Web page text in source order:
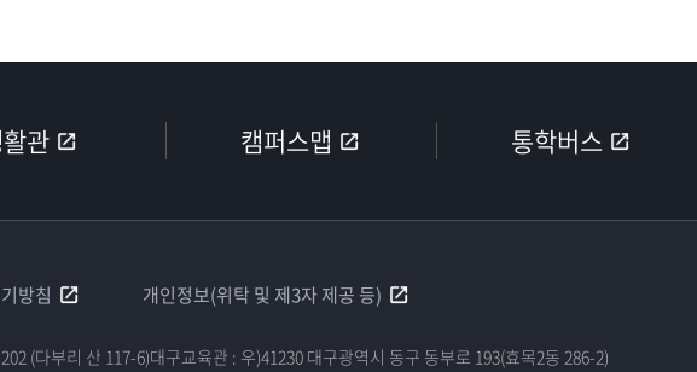
관 캠퍼스맵 통학버스
방침 개인정보(위탁 및 제3자 제공 등)
(다부리 산 117-6)대구교육관 : 우)41230 대구광역시 동구 동부로 193(효목2동 286-2)